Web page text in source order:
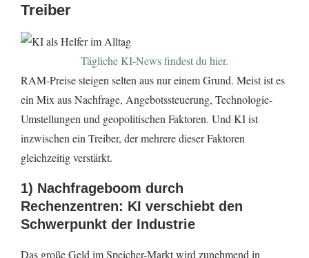
Treiber
Tägliche KI-News findest du hier.
RAM-Preise steigen selten aus nur einem Grund. Meist ist es
ein Mix aus Nachfrage, Angebotssteuerung, Technologie-
Umstellungen und geopolitischen Faktoren. Und KI ist
inzwischen ein Treiber, der mehrere dieser Faktoren
gleichzeitig verstärkt.
1) Nachfrageboom durch
Rechenzentren: KI verschiebt den
Schwerpunkt der Industrie
Das große Geld im Speicher-Markt wird zunehmend in